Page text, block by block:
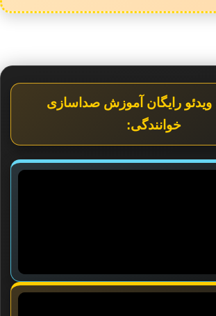
ویدئو رایگان آموزش صداسازی
خوانندگی: